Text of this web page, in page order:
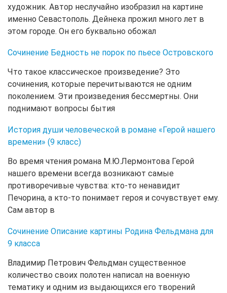
художник. Автор неслучайно изобразил на картине
именно Севастополь. Дейнека прожил много лет в
этом городе. Он его буквально обожал
Сочинение Бедность не порок по пьесе Островского
Что такое классическое произведение? Это
сочинения, которые перечитываются не одним
поколением. Эти произведения бессмертны. Они
поднимают вопросы бытия
История души человеческой в романе «Герой нашего
времени» (9 класс)
Во время чтения романа М.Ю.Лермонтова Герой
нашего времени всегда возникают самые
противоречивые чувства: кто-то ненавидит
Печорина, а кто-то понимает героя и сочувствует ему.
Сам автор в
Сочинение Описание картины Родина Фельдмана для
9 класса
Владимир Петрович Фельдман существенное
количество своих полотен написал на военную
тематику и одним из выдающихся его творений